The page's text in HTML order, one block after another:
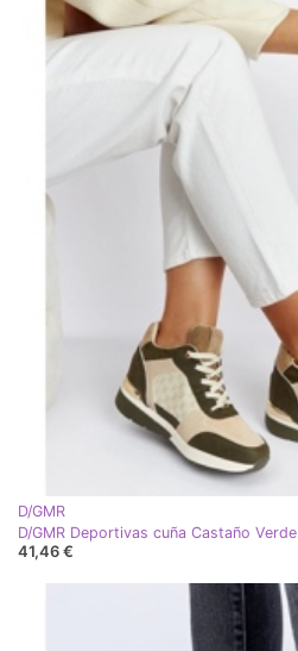
D/GMR
D/GMR Deportivas cuña Castaño Verde
41,46 €